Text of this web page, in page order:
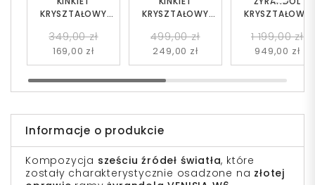
KRYSZTAŁOWY
1 199,00 zł
949,00 zł
KRYSZTAŁOWY
349,00 zł
169,00 zł
KRYSZTAŁOWY
499,00 zł
249,00 zł
Informacje o produkcie
Kompozycja sześciu źródeł światła, które
zostały charakterystycznie osadzone na złotej